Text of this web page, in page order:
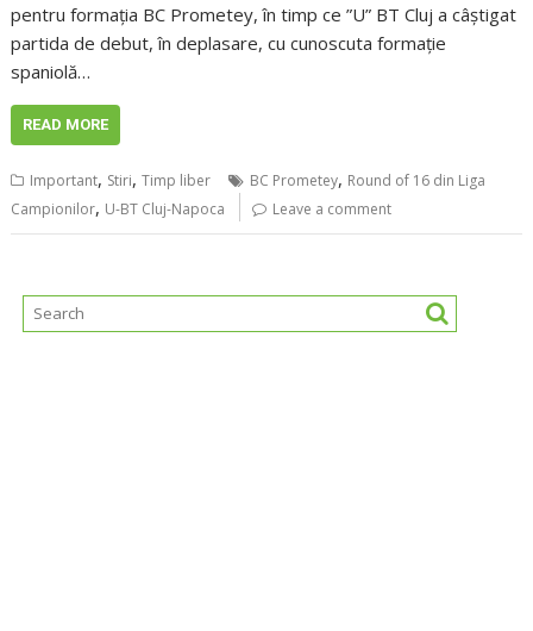
pentru formația BC Prometey, în timp ce ”U” BT Cluj a câştigat
partida de debut, în deplasare, cu cunoscuta formaţie
spaniolă…
READ MORE
Important, Stiri,Timp liber BC Prometey, Round of 16 din Liga
Campionilor, U-BT Cluj-Napoca Leave a comment